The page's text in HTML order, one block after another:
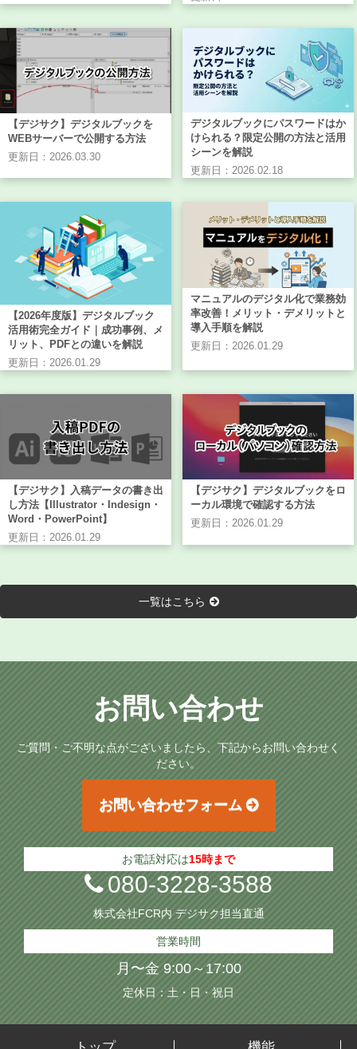
【デジサク】デジタルブックを
WEBサーバーで公開する方法
更新日：2026.03.30
デジタルブックにパスワードはか
けられる？限定公開の方法と活用
シーンを解説
更新日：2026.02.18
【2026年度版】デジタルブック
活用術完全ガイド｜成功事例、メ
リット、PDFとの違いを解説
更新日：2026.01.29
マニュアルのデジタル化で業務効
率改善！メリット・デメリットと
導入手順を解説
更新日：2026.01.29
【デジサク】入稿データの書き出
し方法【Illustrator・Indesign・
Word・PowerPoint】
更新日：2026.01.29
【デジサク】デジタルブックをロ
ーカル環境で確認する方法
更新日：2026.01.29
一覧はこちら
お問い合わせ
ご質問・ご不明な点がございましたら、下記からお問い合わせく
ださい。
お問い合わせフォーム
お電話対応は15時まで
080-3228-3588
株式会社FCR内 デジサク担当直通
営業時間
月〜金 9:00～17:00
定休日：土・日・祝日